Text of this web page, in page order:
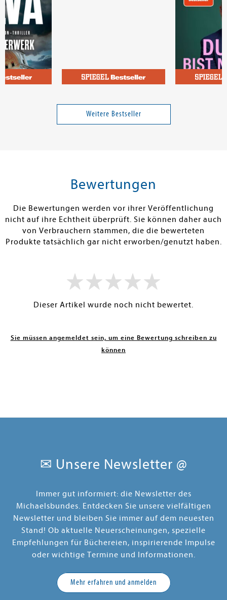
Cozy Coloring - Naughty
Vorbestellen
Weitere Bestseller
Bewertungen
Die Bewertungen werden vor ihrer Veröffentlichung
nicht auf ihre Echtheit überprüft. Sie können daher auch
von Verbrauchern stammen, die die bewerteten
Produkte tatsächlich gar nicht erworben/genutzt haben.
Dieser Artikel wurde noch nicht bewertet.
Sie müssen angemeldet sein, um eine Bewertung schreiben zu
können
✉ Unsere Newsletter @
Immer gut informiert: die Newsletter des
Michaelsbundes. Entdecken Sie unsere vielfältigen
Newsletter und bleiben Sie immer auf dem neuesten
Stand! Ob aktuelle Neuerscheinungen, spezielle
Empfehlungen für Büchereien, inspirierende Impulse
oder wichtige Termine und Informationen.
Mehr erfahren und anmelden